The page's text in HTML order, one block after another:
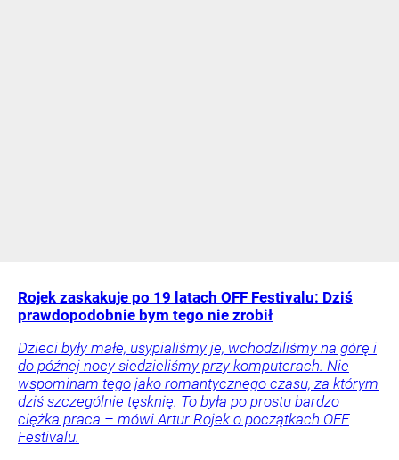
Rojek zaskakuje po 19 latach OFF Festivalu: Dziś
prawdopodobnie bym tego nie zrobił
Dzieci były małe, usypialiśmy je, wchodziliśmy na górę i
do późnej nocy siedzieliśmy przy komputerach. Nie
wspominam tego jako romantycznego czasu, za którym
dziś szczególnie tęsknię. To była po prostu bardzo
ciężka praca – mówi Artur Rojek o początkach OFF
Festivalu.